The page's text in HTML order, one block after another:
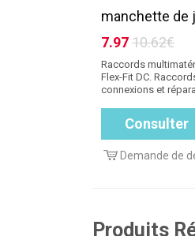
manchette de
7.9710.62€
Raccords
Flex-Fit DC.
connexions et
Consulter
Demande de
Produits